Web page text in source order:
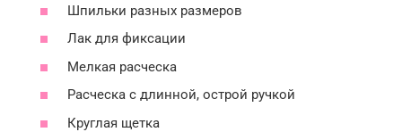
Шпильки разных размеров
Лак для фиксации
Мелкая расческа
Расческа с длинной, острой ручкой
Круглая щетка